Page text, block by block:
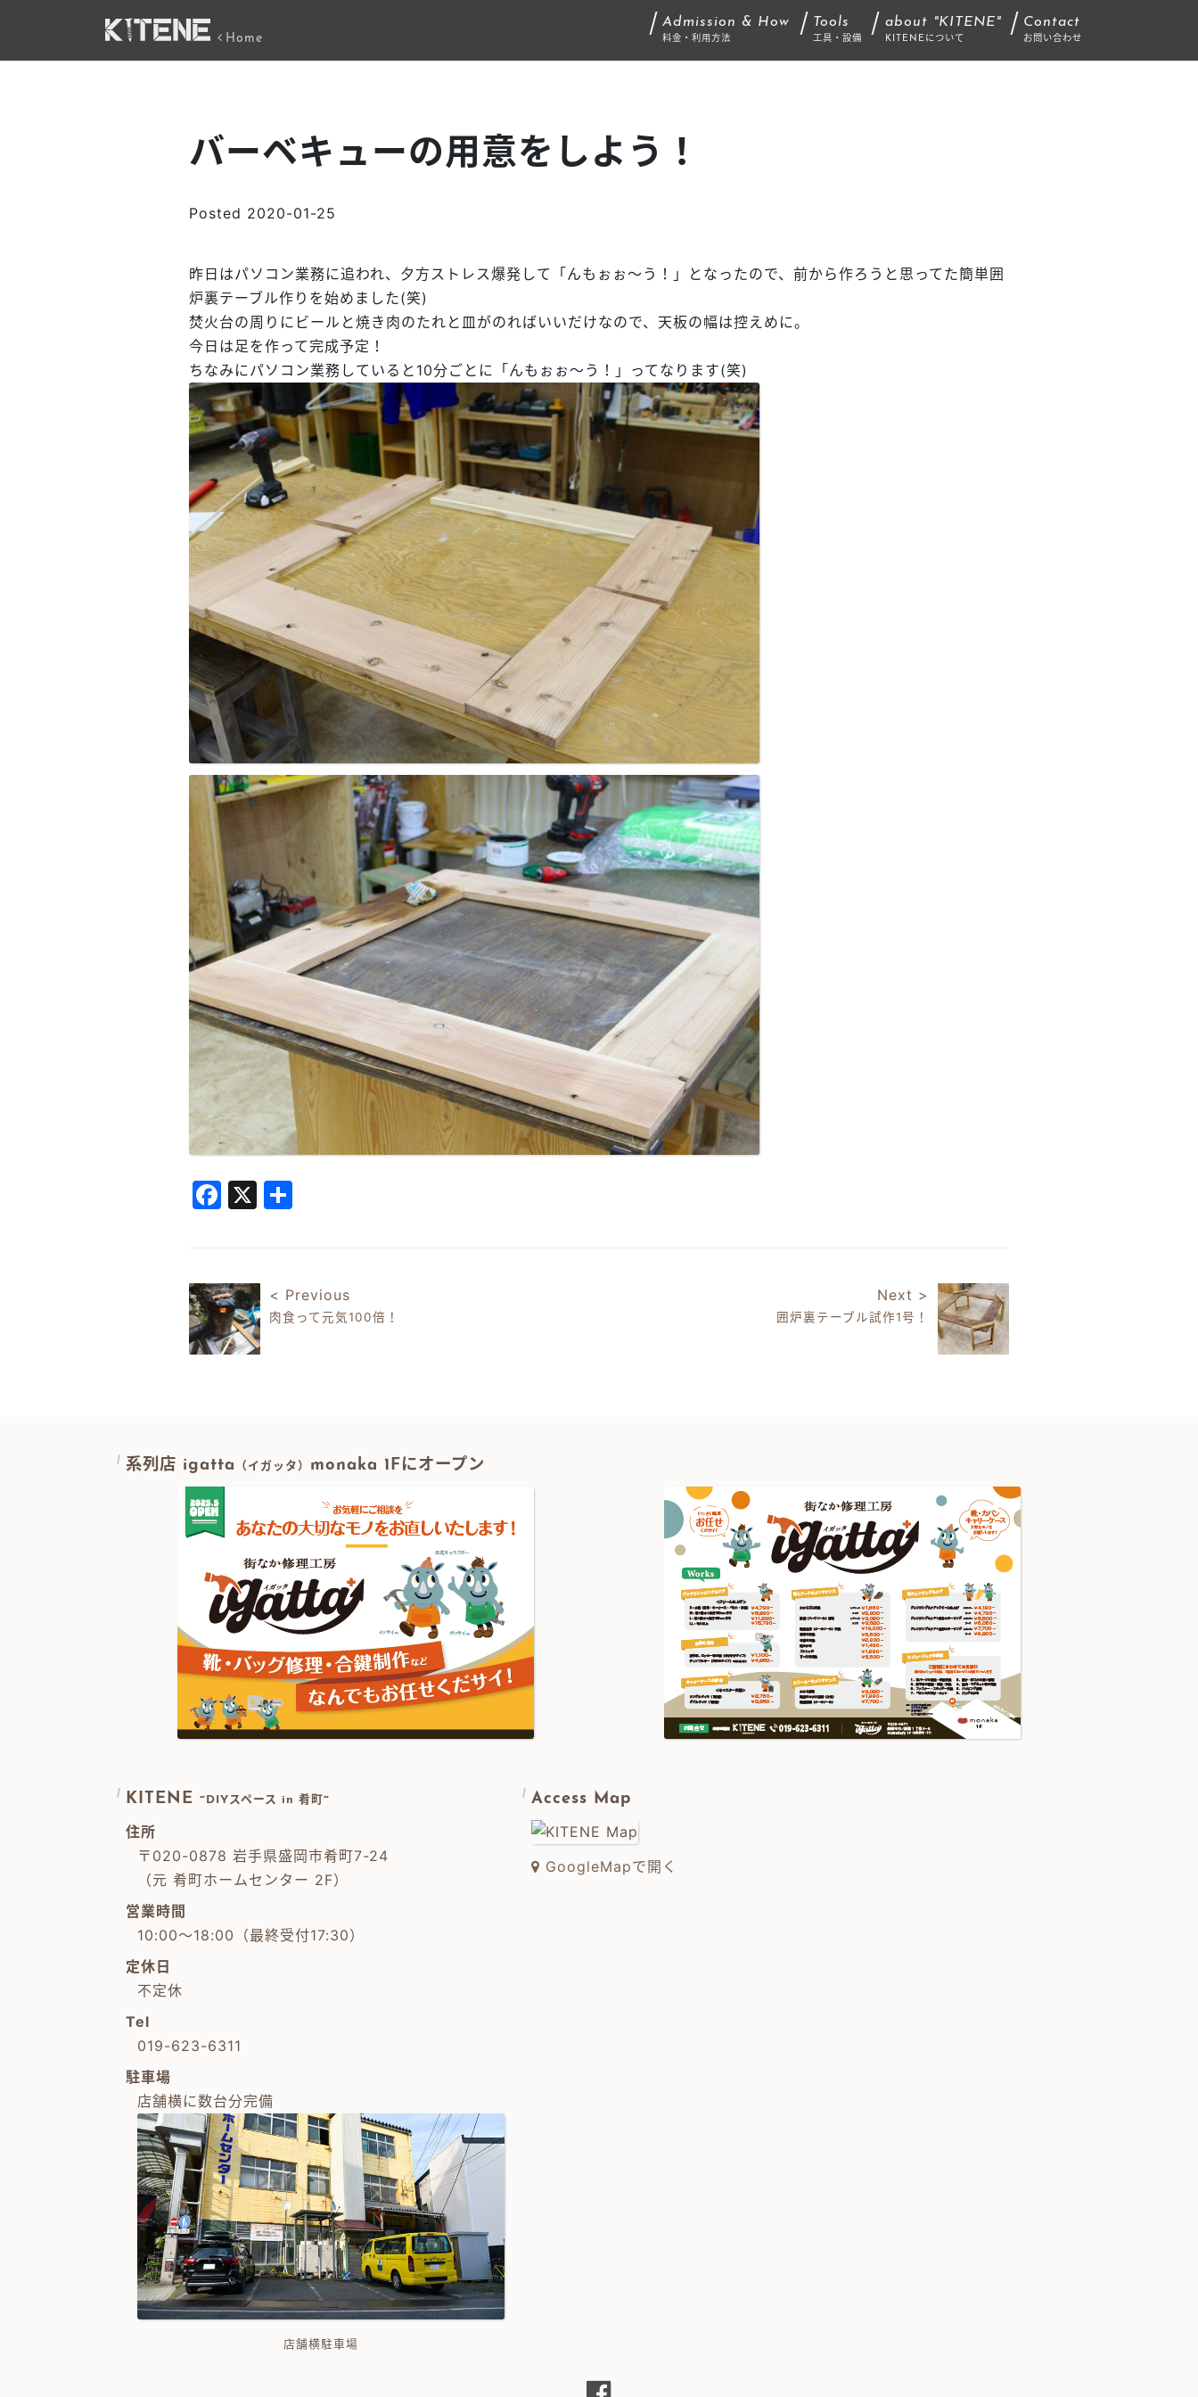
Home 料金・利用方法
Admission & How
工具・設備
Tools
KITENEについて
about "KITENE"
お問い合わせ
Contact
バーベキューの用意をしよう！
Posted 2020-01-25
昨日はパソコン業務に追われ、夕方ストレス爆発して「んもぉぉ～う！」となったので、前から作ろうと思ってた簡単囲
炉裏テーブル作りを始めました(笑)
焚火台の周りにビールと焼き肉のたれと皿がのればいいだけなので、天板の幅は控えめに。
今日は足を作って完成予定！
ちなみにパソコン業務していると10分ごとに「んもぉぉ～う！」ってなります(笑)
Facebook
X
投稿ナビゲーション
< Previous
肉食って元気100倍！
Next >
囲炉裏テーブル試作1号！
系列店 igatta （イガッタ） monaka 1Fにオープン
KITENE ~DIYスペース in 肴町~
住所
〒020-0878 岩手県盛岡市肴町7-24
（元 肴町ホームセンター 2F）
営業時間
10:00～18:00（最終受付17:30）
定休日
不定休
Tel
019-623-6311
駐車場
店舗横に数台分完備
店舗横駐車場
Access Map
GoogleMapで開く